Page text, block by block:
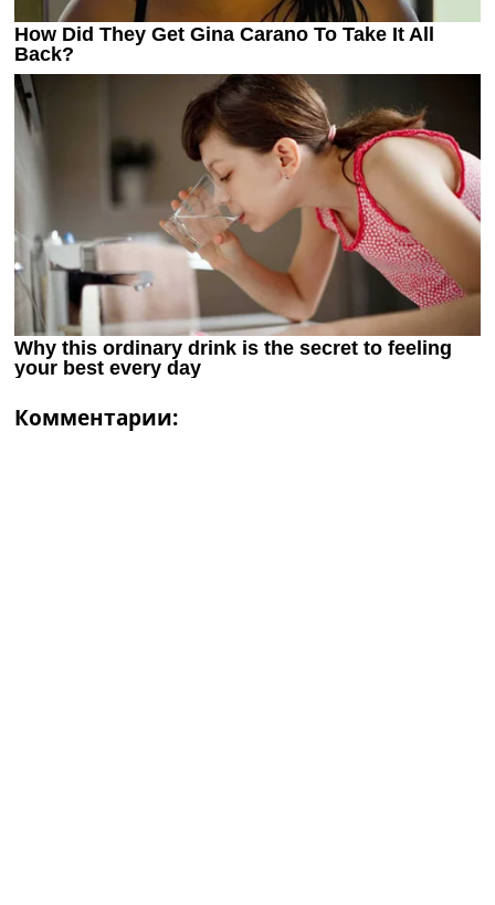
Комментарии: